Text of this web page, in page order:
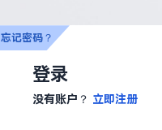
登录
没有账户？ 立即注册
忘记密码？